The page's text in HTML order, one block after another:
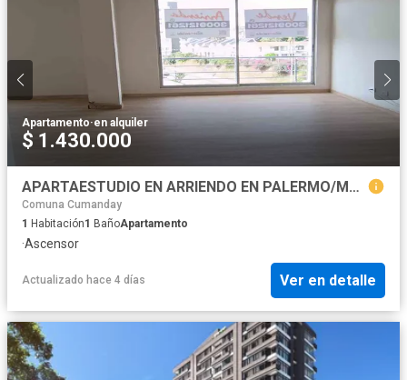
Apartamento·en alquiler
$ 1.430.000
APARTAESTUDIO EN ARRIENDO EN PALERMO/MANIZALES
Comuna Cumanday
1 Habitación1 BañoApartamento
·Ascensor
Actualizado hace 4 días Ver en detalle